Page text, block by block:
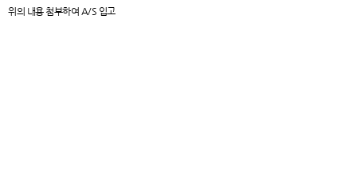
위의 내용 첨부하여 A/S 입고